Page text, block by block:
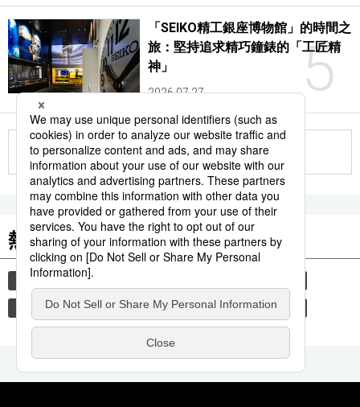
5
「SEIKO精工銀座博物館」的時間之
旅：堅持追求精巧鐘錶的「工匠精
神」
2026.07.27
更多
熱門關鍵詞
書訊 文學
東野圭吾 直木賞 教育 禮儀 禮貌